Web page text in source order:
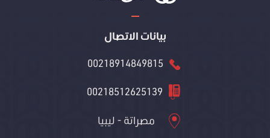
بيانات الاتصال
00218914849815
00218512625139
مصراتة - ليبيا